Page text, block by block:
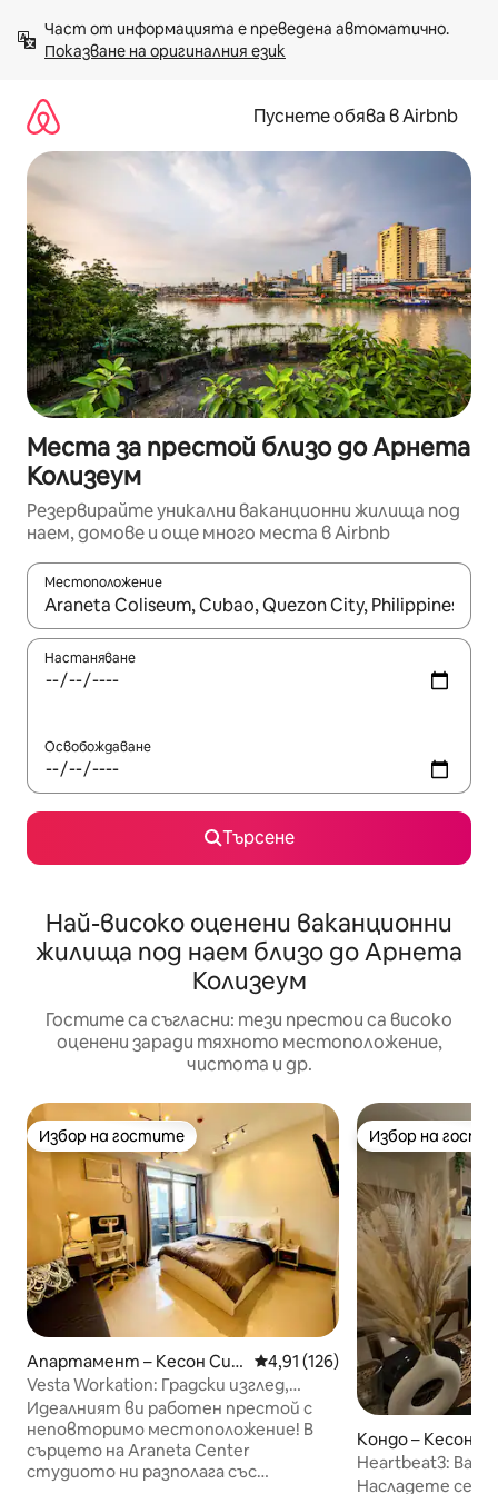
към
съдържанието
Показване на оригиналния език
Пуснете обява в Airbnb
Места за престой близо до Арнета
Колизеум
Резервирайте уникални ваканционни жилища под
наем, домове и още много места в Airbnb
Местоположение
Когато резултатите се покажат, използвайте
Настаняване
Освобождаване
Търсене
Най-високо оценени ваканционни
жилища под наем близо до Арнета
Колизеум
Гостите са съгласни: тези престои са високо
оценени заради тяхното местоположение,
чистота и др.
Избор на гостите
Избор на гостите
Апартамент – Кесон Си
ти
Средна оценка: 4,91 от 5,
4,91 (126)
Vesta Workation: Градски изглед,
400Mbps Wifi и балкон
Идеалният ви работен престой с
неповторимо местоположение! В
сърцето на Araneta Center
студиото ни разполага със
Избор на
Избор на
Кондо – Кесон
Heartbeat3:
Метро Манила
Насладете се